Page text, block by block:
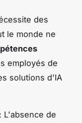
des
le monde ne
employés de
solutions d'IA
: L'absence de